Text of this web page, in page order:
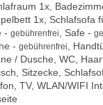
1x,
1x, Schlafsofa
- gebührenfrei , Safe -
- gebührenfrei ,
/ Dusche, WC,
Sitzecke,
TV, WLAN/WIFI